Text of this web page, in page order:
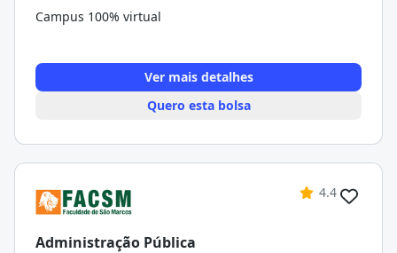
Campus 100% virtual
Ver mais detalhes
Quero esta bolsa
4.4
Administração Pública